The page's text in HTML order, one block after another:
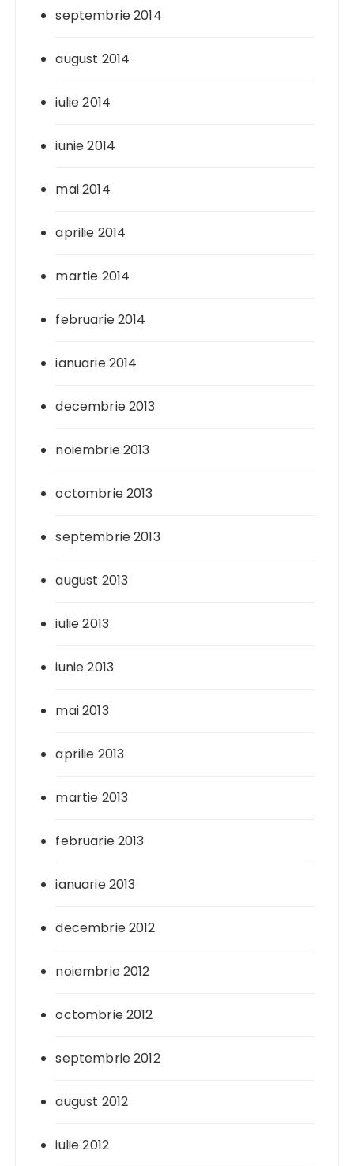
septembrie 2014
august 2014
iulie 2014
iunie 2014
mai 2014
aprilie 2014
martie 2014
februarie 2014
ianuarie 2014
decembrie 2013
noiembrie 2013
octombrie 2013
septembrie 2013
august 2013
iulie 2013
iunie 2013
mai 2013
aprilie 2013
martie 2013
februarie 2013
ianuarie 2013
decembrie 2012
noiembrie 2012
octombrie 2012
septembrie 2012
august 2012
iulie 2012